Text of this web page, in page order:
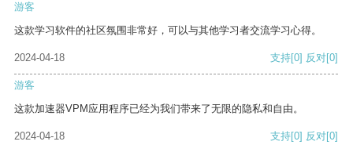
游客
这款学习软件的社区氛围非常好，可以与其他学习者交流学习心得。
2024-04-18 支持[0] 反对[0]
游客
这款加速器VPM应用程序已经为我们带来了无限的隐私和自由。
2024-04-18 支持[0] 反对[0]